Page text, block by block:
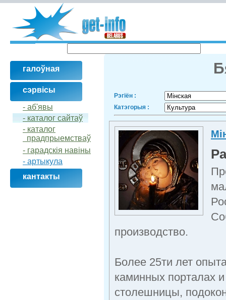
галоўная
сэрвісы
- аб'явы
- каталог сайтаў
- кaталог
прадпрыемстваў
- гарадскія навіны
- артыкула
кантакты
Рэгіён :
Катэгорыя :
производство.
Более 25ти лет
каминных порталах
столешницы,